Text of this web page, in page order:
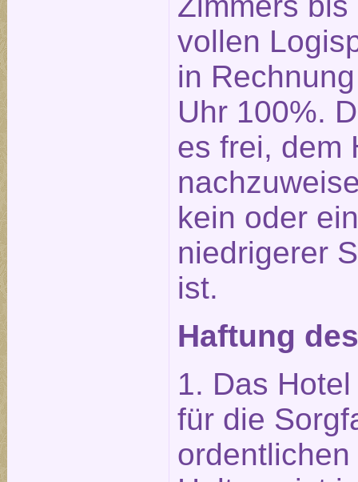
vollen
in
Uhr 100%.
es frei, dem
kein oder
niedrigerer
ist.
Haftung
1. Das
für die